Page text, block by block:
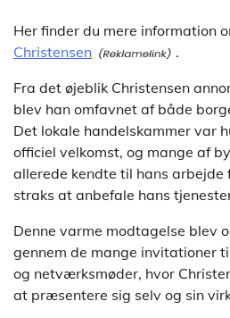
Her finder du mere information
Christensen
.
Fra det øjeblik Christensen
blev han omfavnet af både
Det lokale handelskammer var
officiel velkomst, og mange af
allerede kendte til hans arbejde
straks at anbefale hans
Denne varme modtagelse blev
gennem de mange invitationer
og netværksmøder, hvor
at præsentere sig selv og sin